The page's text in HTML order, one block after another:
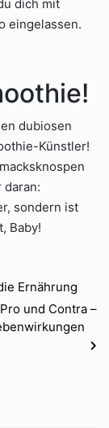
dich mit
eingelassen.
dubiosen
Künstler!
daran:
sondern ist
Baby!
Ernährung
und Contra –